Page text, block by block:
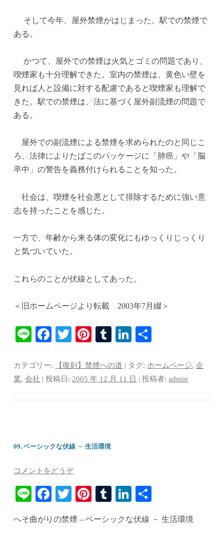
そして今年、屋外禁煙がはじまった。駅での禁煙で
ある。
かつて、屋外での禁煙は火気とゴミの問題であり、
喫煙家も十分理解できた。室内の禁煙は、黄色い壁を
見れば人と設備に対する配慮であると喫煙家も理解で
きた。駅での禁煙は、法に基づく屋外副流煙の問題で
ある。
屋外での副流煙による禁煙を求められたのと同じこ
ろ、法律によりたばこのパッケージに「肺癌」や「脳
卒中」の警告を義務付けられることを知った。
社会は、喫煙を社会悪として排除するために強い意
志を持ったことを感じた。
一方で、年齢から来る体の変化にもゆっくりじっくり
と気づいていた。
これらのことが伏線としてあった。
＜旧ホームページより転載 2003年7月綴＞
Li
Fa
bo
ok
T
tte
r
Pi
er
es
T
m
bl
Li
ed
In
カテゴリー: 【復刻】禁煙への道 | タグ: ホームページ,企
業,会社 | 投稿日: 2005 年 12 月 11 日 |投稿者:admin
09. ベーシックな伏線 － 生活環境
コメントをどうぞ
Li
Fa
bo
T
tte
Pi
er
T
m
Li
ed
へそ曲がりの禁煙 – ベーシックな伏線 － 生活環境